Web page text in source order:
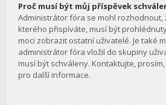
Proč musí být můj příspěvek
Administrátor fóra se mohl rozhodnout,
kterého přispíváte, musí být
moci zobrazit ostatní uživatelé. Je také
administrátor fóra vložil do skupiny
musí být schváleny. Kontaktujte,
pro další informace.